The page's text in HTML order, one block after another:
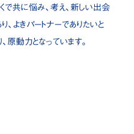
で共に悩み、考え、新しい出会
、 よきパートナーでありたいと
原動力となっています。